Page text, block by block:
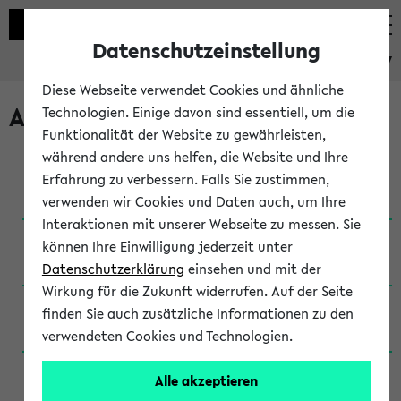
eKVV
Archivierte Studiengänge
Anglistik: British and American Studies / B.A.
(Einschreibung bis WiSe 16/17)
Anglistik: British and American Studies / B.A.
(Einschreibung bis SoSe 2015)
Anglistik: British and American Studies / B.A.
(Einschreibung bis SoSe 2013)
Anglistik: British and American Studies / Ba
(Einschreibung bis SoSe 2011)
Datenschutzeinstellung
Diese Webseite verwendet Cookies und ähnliche
Technologien. Einige davon sind essentiell, um die
Funktionalität der Website zu gewährleisten,
während andere uns helfen, die Website und Ihre
Erfahrung zu verbessern. Falls Sie zustimmen,
verwenden wir Cookies und Daten auch, um Ihre
Interaktionen mit unserer Webseite zu messen. Sie
können Ihre Einwilligung jederzeit unter
Datenschutzerklärung einsehen und mit der
Wirkung für die Zukunft widerrufen. Auf der Seite
finden Sie auch zusätzliche Informationen zu den
verwendeten Cookies und Technologien.
Alle akzeptieren